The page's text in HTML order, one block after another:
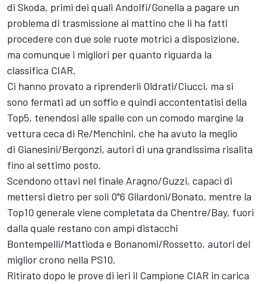
di Skoda, primi dei quali Andolfi/Gonella a pagare un
problema di trasmissione al mattino che li ha fatti
procedere con due sole ruote motrici a disposizione,
ma comunque i migliori per quanto riguarda la
classifica CIAR.
Ci hanno provato a riprenderli Oldrati/Ciucci, ma si
sono fermati ad un soffio e quindi accontentatisi della
Top5, tenendosi alle spalle con un comodo margine la
vettura ceca di Re/Menchini, che ha avuto la meglio
di Gianesini/Bergonzi, autori di una grandissima risalita
fino al settimo posto.
Scendono ottavi nel finale Aragno/Guzzi, capaci di
mettersi dietro per soli 0"6 Gilardoni/Bonato, mentre la
Top10 generale viene completata da Chentre/Bay, fuori
dalla quale restano con ampi distacchi
Bontempelli/Mattioda e Bonanomi/Rossetto, autori del
miglior crono nella PS10.
Ritirato dopo le prove di ieri il Campione CIAR in carica